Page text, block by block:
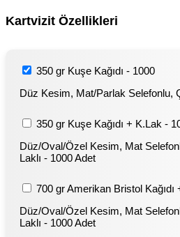
Kartvizit Özellikleri
350 gr Kuşe Kağıdı - 1000
Düz Kesim, Mat/Parlak Selefonlu,
350 gr Kuşe Kağıdı + K.Lak -
Düz/Oval/Özel Kesim, Mat
Laklı - 1000 Adet
700 gr Amerikan Bristol Kağıdı
Düz/Oval/Özel Kesim, Mat
Laklı - 1000 Adet